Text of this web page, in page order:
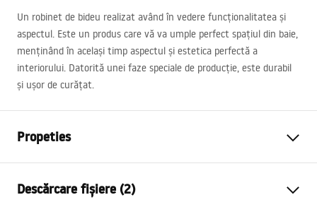
Un robinet de bideu realizat având în vedere funcționalitatea și
aspectul. Este un produs care vă va umple perfect spațiul din baie,
menținând în același timp aspectul și estetica perfectă a
interiorului. Datorită unei faze speciale de producție, este durabil
și ușor de curățat.
Propeties
Metodă de montaj
Descărcare fișiere (2)